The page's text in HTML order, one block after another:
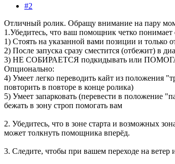
#2
Отличный ролик. Обращу внимание на пару
1.Убедитесь, что ваш помощник четко
1) Стоять на указанной вами позиции и только
2) После запуска сразу сместится (отбежит) в
3) НЕ СОБИРАЕТСЯ подкидывать или
Опционально:
4) Умеет легко переводить кайт из положения
повторить в повторе в конце ролика)
5) Умеет запарковать (перевести в положение
бежать в зону строп помогать вам
2. Убедитесь, что в зоне старта и возможных
может толкнуть помощника вперёд.
3. Следите, чтобы при вашем переходе на ветер